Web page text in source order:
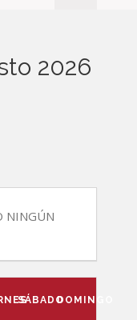
2026
NINGÚN
SÁBADODOMINGO